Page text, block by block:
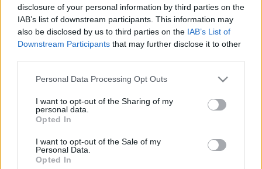
disclosure of your personal information by third parties on the
IAB’s list of downstream participants. This information may
also be disclosed by us to third parties on the IAB’s List of
Downstream Participants that may further disclose it to other
Please note that this website/app uses one or more Google
not limited to your visit or usage behaviour. You may click to
grant or deny consent to Google and its third-party tags to
use your data for below specified purposes in below Google
consent section.
Personal Data Processing Opt Outs
I want to opt-out of the Sharing of my
personal data.
Opted In
I want to opt-out of the Sale of my
Personal Data.
Opted In
Az Otthon Start programba beépítettük az
miniszterelnök. P
államtitkára pedig egyenesen rémhírnek
minősítette, hogy a 3 százalékos hitel felverné
az ingatlanárakat – emlékeztetett a 24.hu.